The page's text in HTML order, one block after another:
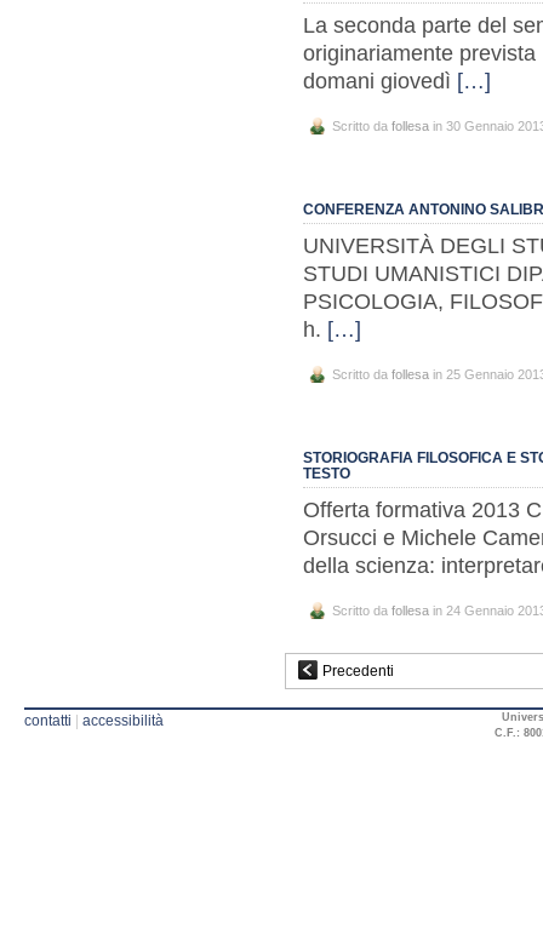
La seconda parte del
originariamente
domani giovedì […]
Scritto da follesa in 30 Gennaio
CONFERENZA ANTONINO
UNIVERSITÀ DEGLI
STUDI UMANISTICI
PSICOLOGIA,
h. […]
Scritto da follesa in 25 Gennaio
STORIOGRAFIA FILOSOFICA E
TESTO
Offerta formativa 2013
Orsucci e Michele
della scienza:
Scritto da follesa in 24 Gennaio
Precedenti
contatti | accessibilità
C.F.: